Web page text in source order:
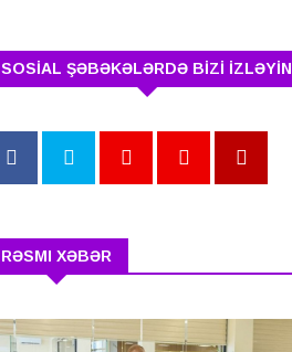
SOSİAL ŞƏBƏKƏLƏRDƏ BİZİ İZLƏYİN
RƏSMI XƏBƏR